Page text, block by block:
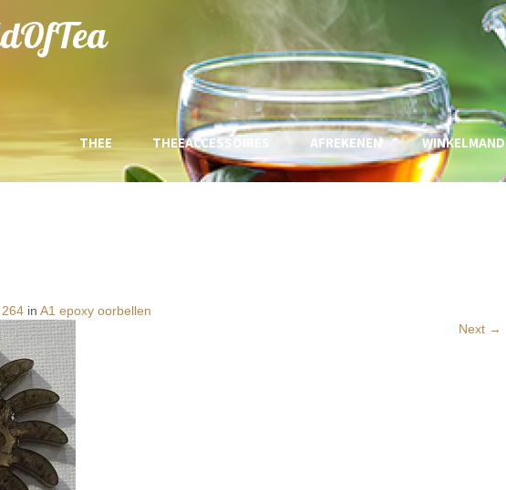
THEE THEEACCESSOIRES AFREKENEN WINKELMAND
in A1 epoxy oorbellen
Next →